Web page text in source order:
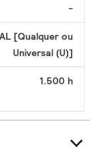
-
[Qualquer ou
Universal (U)]
1.500 h